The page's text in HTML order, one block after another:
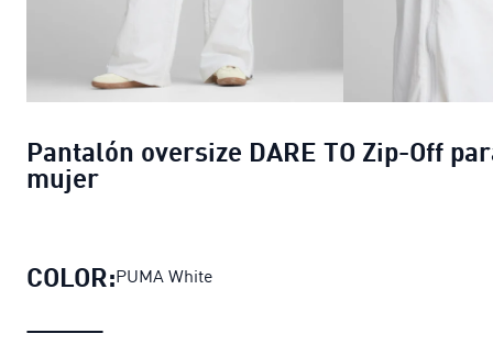
Pantalón oversize DARE TO Zip-Off
mujer
COLOR:PUMA White